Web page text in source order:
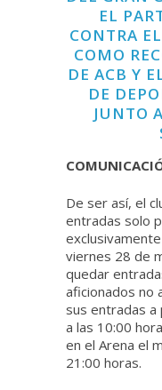
EL
CONTRA
COMO
DE ACB Y
DE
JUNTO
De ser así, el
entradas solo
viernes 28 de
quedar
aficionados no
sus entradas
a las 10:00
en el Arena el
21:00 horas.